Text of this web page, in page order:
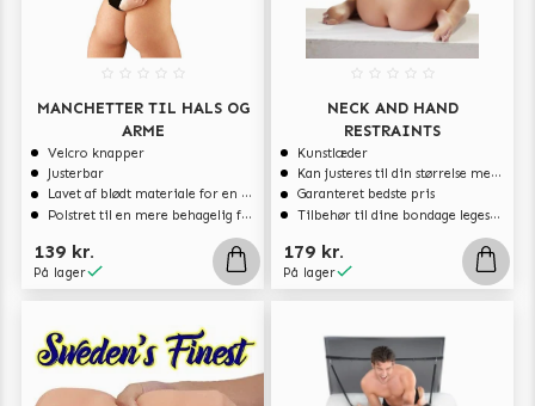
MANCHETTER TIL HALS OG
ARME
Velcro knapper
Justerbar
Lavet af blødt materiale for en dejligere følelse
Polstret til en mere behagelig følelse
139 kr.
På lager
NECK AND HAND
RESTRAINTS
Kunstlæder
Kan justeres til din størrelse med spænderne
Garanteret bedste pris
Tilbehør til dine bondage legesager
179 kr.
På lager